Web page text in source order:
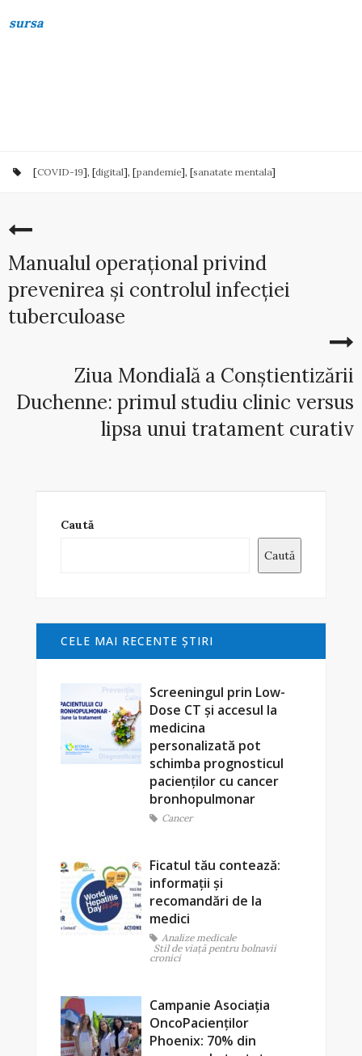
sursa
[COVID-19], [digital], [pandemie], [sanatate mentala]
Manualul operațional privind
prevenirea și controlul infecției
tuberculoase
Ziua Mondială a Conștientizării
Duchenne: primul studiu clinic versus
lipsa unui tratament curativ
Caută
Caută
CELE MAI RECENTE ŞTIRI
Screeningul prin Low-
Dose CT și accesul la
medicina
personalizată pot
schimba prognosticul
pacienților cu cancer
bronhopulmonar
Cancer
Ficatul tău contează:
informații și
recomandări de la
medici
Analize medicale
Stil de viaţă pentru bolnavii
cronici
Campanie Asociația
OncoPacienților
Phoenix: 70% din